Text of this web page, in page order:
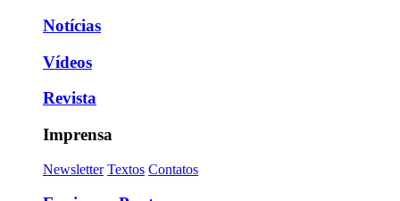
Notícias
Vídeos
Revista
Imprensa
Newsletter Textos Contatos